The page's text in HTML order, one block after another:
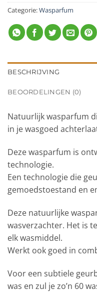
Categorie:Wasparfum
BESCHRIJVING
BEOORDELINGEN (0)
Natuurlijk wasparfum
in je wasgoed
Deze wasparfum is
technologie.
Een technologie die
gemoedstoestand en
Deze natuurlijke
wasverzachter. Het is
elk wasmiddel.
Werkt ook goed in
Voor een subtiele
was en zul je zo’n 60